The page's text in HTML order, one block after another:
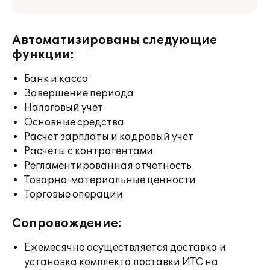
Автоматизированы следующие
функции:
Банк и касса
Завершение периода
Налоговый учет
Основные средства
Расчет зарплаты и кадровый учет
Расчеты с контрагентами
Регламентированная отчетность
Товарно-материальные ценности
Торговые операции
Сопровождение:
Ежемесячно осуществляется доставка и
установка комплекта поставки ИТС на